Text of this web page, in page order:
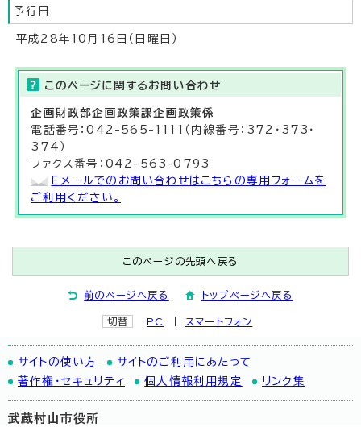
予行日
平成28年10月16日（日曜日）
このページに関する お問い合わせ
企画財政部企画政策課企画政策係
電話番号：042-565-1111（内線番号：372・373・
374）
ファクス番号：042-563-0793
Eメールでのお問い合わせはこちらの専用フォームを
ご利用ください。
このページの先頭へ戻る
前のページへ戻る トップページへ戻る
切替 PC スマートフォン
サイトの使い方
サイトのご利用にあたって
著作権・セキュリティ
個人情報利用規定 リンク集
武蔵村山市役所